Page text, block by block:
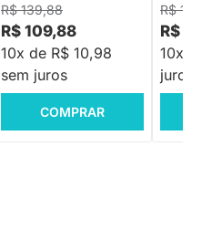
R$ 139,88
R$ 109,88
10x de R$ 10,98
sem juros
COMPRAR
R$
R$
10x de
juros